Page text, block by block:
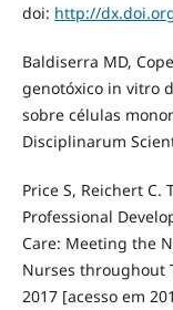
doi: http://
Baldiserra MD,
genotóxico in vitro
sobre células
Disciplinarum
Price S, Reichert
Professional
Care: Meeting the
Nurses throughout
2017 [acesso em